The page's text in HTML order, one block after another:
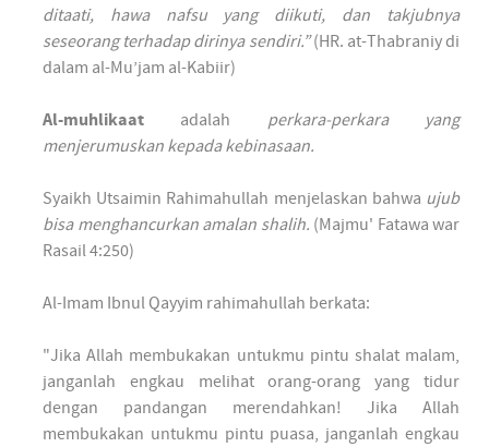
ditaati, hawa nafsu yang diikuti, dan takjubnya
seseorang terhadap dirinya sendiri.”(HR. at-Thabraniy di
dalam al-Mu’jam al-Kabiir)
Al-muhlikaat adalah perkara-perkara yang
menjerumuskan kepada kebinasaan.
Syaikh Utsaimin Rahimahullah menjelaskan bahwa ujub
bisa menghancurkan amalan shalih. (Majmu' Fatawa war
Rasail 4:250)
Al-Imam Ibnul Qayyim rahimahullah berkata:
"Jika Allah membukakan untukmu pintu shalat malam,
janganlah engkau melihat orang-orang yang tidur
dengan pandangan merendahkan! Jika Allah
membukakan untukmu pintu puasa, janganlah engkau